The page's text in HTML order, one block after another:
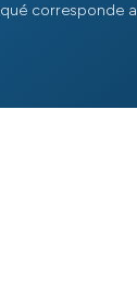
corresponde a